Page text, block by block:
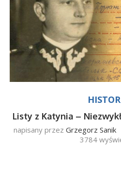
Listy z Katynia –
napisany przez Grzegorz Sanik
3784